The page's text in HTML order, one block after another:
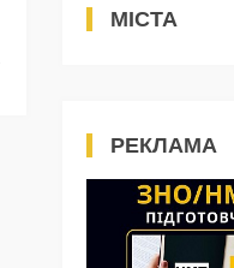
МІСТА
РЕКЛАМА